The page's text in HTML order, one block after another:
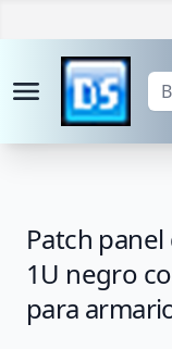
Patch panel
1U negro
para